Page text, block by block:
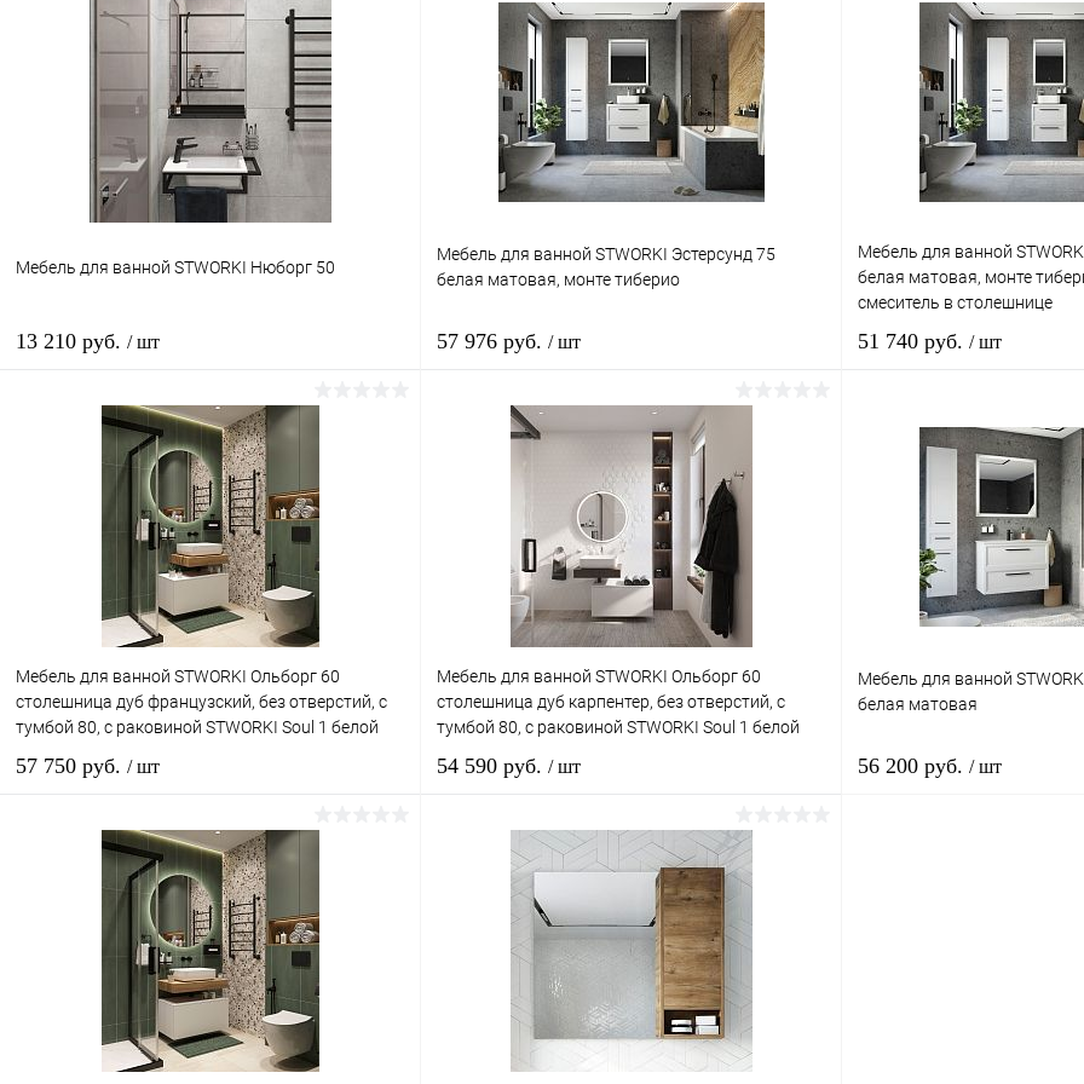
Мебель для ванной STWORKI Нюборг 50
13 210 руб. / шт
Подписаться
Купить в 1 клик Сравнение
Недоступно
Мебель для ванной STWORKI Эстерсунд 75
белая матовая, монте тиберио
57 976 руб. / шт
В корзину
Купить в 1 клик Сравнение
В избранное Под заказ
Мебель для ванной
белая матовая, монте
смеситель в столешнице
51 740 руб. / шт
Купить в 1 клик
В избранное
Мебель для ванной STWORKI Ольборг 60
столешница дуб французский, без отверстий, с
тумбой 80, с раковиной STWORKI Soul 1 белой
57 750 руб. / шт
Подписаться
Купить в 1 клик Сравнение
В избранное Недоступно
Мебель для ванной STWORKI Ольборг 60
столешница дуб карпентер, без отверстий, с
тумбой 80, с раковиной STWORKI Soul 1 белой
54 590 руб. / шт
Подписаться
Купить в 1 клик Сравнение
В избранное Недоступно
Мебель для ванной
белая матовая
56 200 руб. / шт